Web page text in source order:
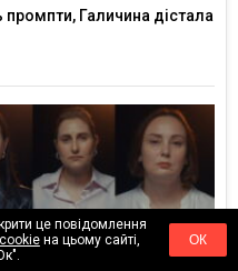
Галичина дістала
це повідомлення
на цьому сайті,
ОК